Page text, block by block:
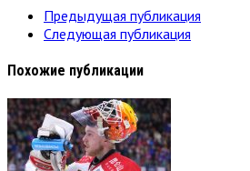
Предыдущая публикация
Следующая публикация
Похожие публикации